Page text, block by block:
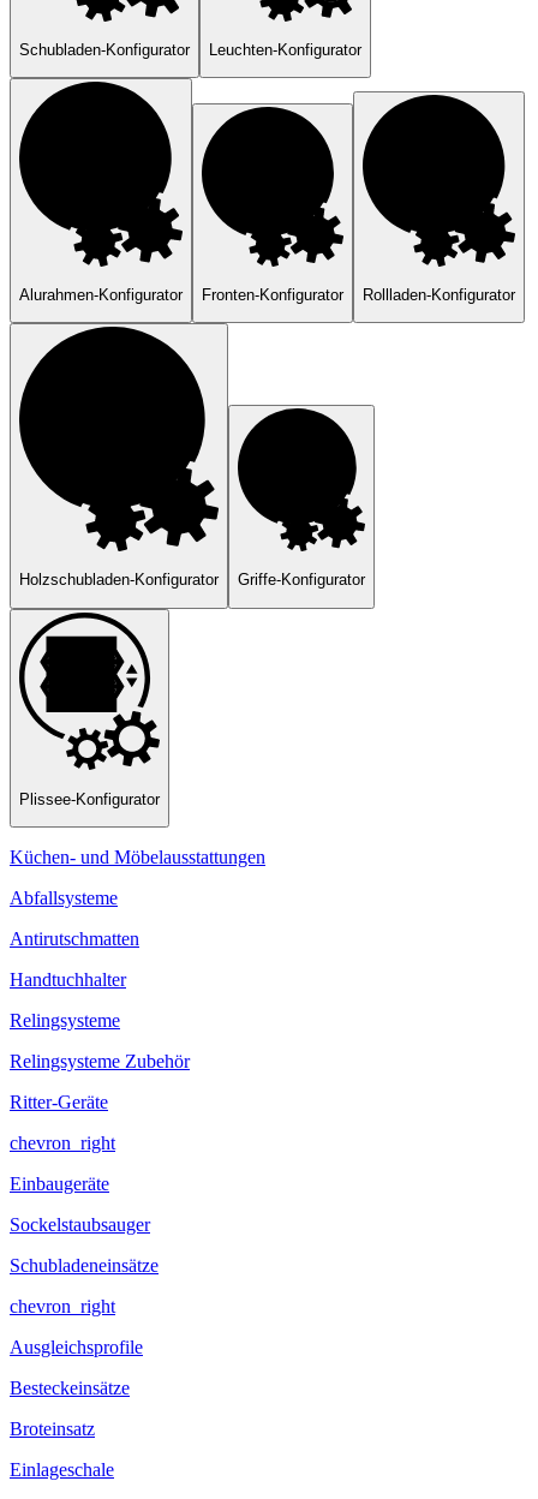
Schubladen-Konfigurator Leuchten-Konfigurator
Alurahmen-Konfigurator Fronten-Konfigurator Rollladen-Konfigurator
Holzschubladen-Konfigurator Griffe-Konfigurator
Plissee-Konfigurator
Küchen- und Möbelausstattungen
Abfallsysteme
Antirutschmatten
Handtuchhalter
Relingsysteme
Relingsysteme Zubehör
Ritter-Geräte
chevron_right
Einbaugeräte
Sockelstaubsauger
Schubladeneinsätze
chevron_right
Ausgleichsprofile
Besteckeinsätze
Broteinsatz
Einlageschale